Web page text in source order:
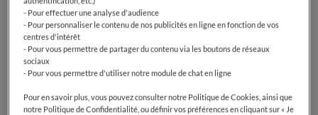
Le but est d'enlever uniquement la couche externe
de la peau du citron, en évitant la partie blanche et
amère qui se trouve juste en dessous.Evitez donc
d'appuyer trop fort avec le zesteur ou l’économe. Ces
deux méthodes peuvent également être utilisées pour
zester les oranges et les citrons verts.
- Pour effectuer une analyse d'audience
- Pour personnaliser le contenu de nos publicités en ligne en fonction de vos
centres d'intérêt
- Pour vous permettre de partager du contenu via les boutons de réseaux
sociaux
- Pour vous permettre d'utiliser notre module de chat en ligne
Pour en savoir plus, vous pouvez consulter notre Politique de Cookies, ainsi que
notre Politique de Confidentialité, ou définir vos préférences en cliquant sur « Je